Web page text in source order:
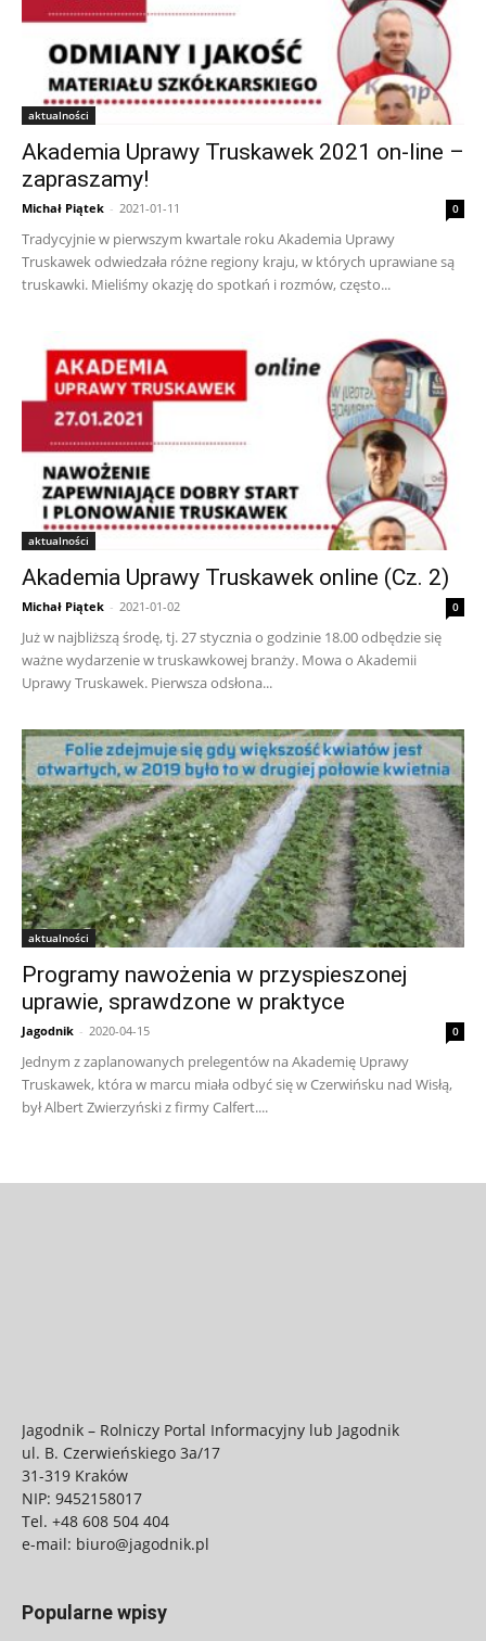
aktualności
Akademia Uprawy Truskawek 2021 on-line –
zapraszamy!
Michał Piątek - 2021-01-11 0
Tradycyjnie w pierwszym kwartale roku Akademia Uprawy
Truskawek odwiedzała różne regiony kraju, w których uprawiane są
truskawki. Mieliśmy okazję do spotkań i rozmów, często...
aktualności
Akademia Uprawy Truskawek online (Cz. 2)
Michał Piątek - 2021-01-02 0
Już w najbliższą środę, tj. 27 stycznia o godzinie 18.00 odbędzie się
ważne wydarzenie w truskawkowej branży. Mowa o Akademii
Uprawy Truskawek. Pierwsza odsłona...
aktualności
Programy nawożenia w przyspieszonej
uprawie, sprawdzone w praktyce
Jagodnik - 2020-04-15 0
Jednym z zaplanowanych prelegentów na Akademię Uprawy
Truskawek, która w marcu miała odbyć się w Czerwińsku nad Wisłą,
był Albert Zwierzyński z firmy Calfert....
Jagodnik – Rolniczy Portal Informacyjny lub Jagodnik
ul. B. Czerwieńskiego 3a/17
31-319 Kraków
NIP: 9452158017
Tel. +48 608 504 404
e-mail: biuro@jagodnik.pl
Popularne wpisy